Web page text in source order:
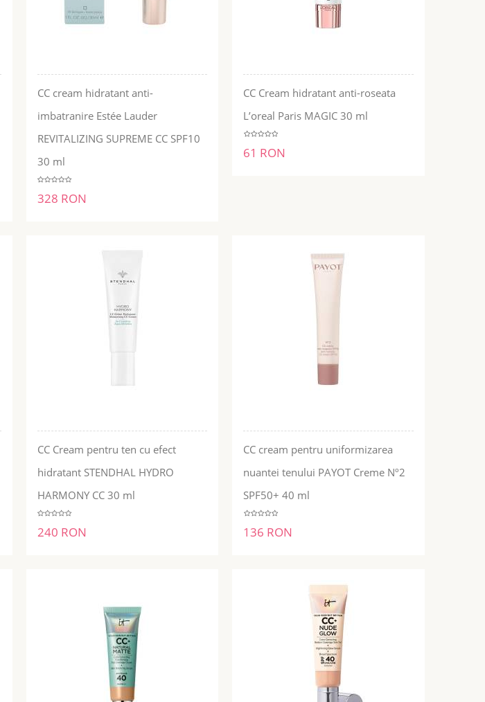
CC cream hidratant anti-
imbatranire Estée Lauder
REVITALIZING SUPREME CC SPF10
30 ml
328 RON
ADĂUGĂ ÎN COŞ
CC Cream hidratant anti-roseata
L’oreal Paris MAGIC 30 ml
61 RON
ADĂUGĂ ÎN COŞ
CC Cream pentru ten cu efect
hidratant STENDHAL HYDRO
HARMONY CC 30 ml
240 RON
CC cream pentru uniformizarea
nuantei tenului PAYOT Creme Nº2
SPF50+ 40 ml
136 RON